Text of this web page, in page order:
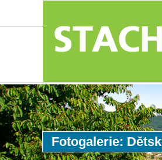
Fotogalerie: